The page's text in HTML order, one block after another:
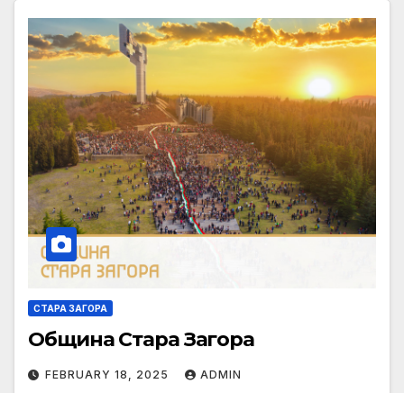
СТАРА ЗАГОРА
Община Стара Загора
FEBRUARY 18, 2025 ADMIN